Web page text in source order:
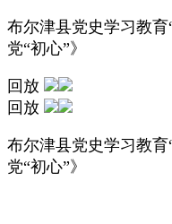
布尔津县党史学习教
党“初心”》
回放
回放
布尔津县党史学习教
党“初心”》